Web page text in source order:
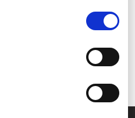
är lätta att installera och
sätt. Detta gör dem mycket
kontroll över sin plats och